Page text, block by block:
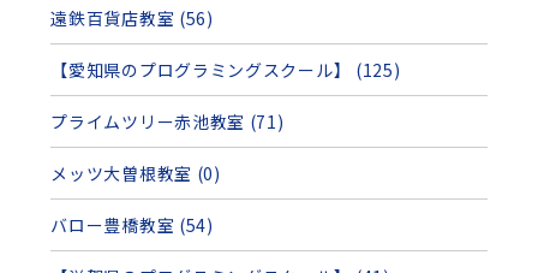
遠鉄百貨店教室 (56)
【愛知県のプログラミングスクール】 (125)
プライムツリー赤池教室 (71)
メッツ大曽根教室 (0)
バロー豊橋教室 (54)